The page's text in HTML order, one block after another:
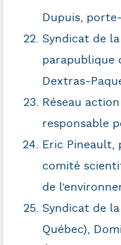
Dupuis,
Syndicat de
parapublique
Dextras-
Réseau
responsable
Eric Pineault,
comité
de
Syndicat de
Québec),